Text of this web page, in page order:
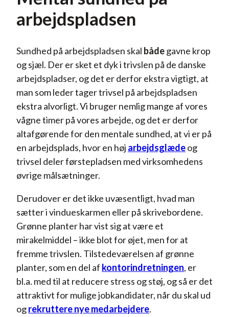
arbejdspladsen
Sundhed på arbejdspladsen skal bådegavne krop
og sjæl. Der er sket et dyk i trivslen på de danske
arbejdspladser, og det er derfor ekstra vigtigt, at
man som leder tager trivsel på arbejdspladsen
ekstra alvorligt. Vi bruger nemlig mange af vores
vågne timer på vores arbejde, og det er derfor
altafgørende for den mentale sundhed, at vi er på
en arbejdsplads, hvor en høj arbejdsglædeog
trivsel deler førstepladsen med virksomhedens
øvrige målsætninger.
Derudover er det ikke uvæsentligt, hvad man
sætter i vindueskarmen eller på skrivebordene.
Grønne planter har vist sig at være et
mirakelmiddel – ikke blot for øjet, men for at
fremme trivslen. Tilstedeværelsen af grønne
planter, som en del af kontorindretningen, er
bl.a. med til at reducere stress og støj, og så er det
attraktivt for mulige jobkandidater, når du skal ud
ogrekruttere nye medarbejdere.